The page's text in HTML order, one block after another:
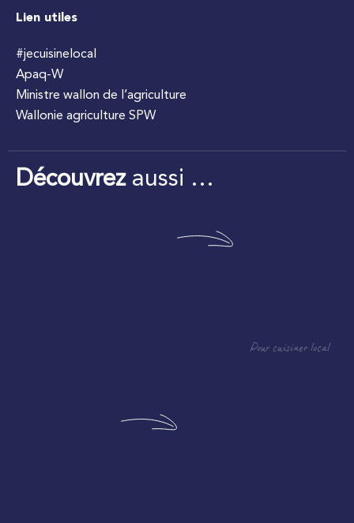
Lien utiles
#jecuisinelocal
Apaq-W
Ministre wallon de l’agriculture
Wallonie agriculture SPW
Découvrezaussi …
Pour cuisiner local